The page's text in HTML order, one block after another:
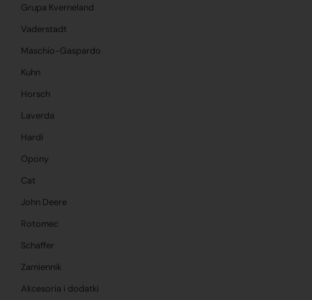
Grupa Kverneland
Vaderstadt
Maschio-Gaspardo
Kuhn
Horsch
Laverda
Hardi
Opony
Cat
John Deere
Rotomec
Schaffer
Zamiennik
Akcesoria i dodatki